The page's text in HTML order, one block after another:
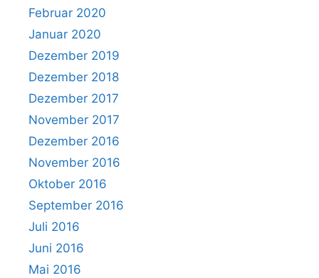
Februar 2020
Januar 2020
Dezember 2019
Dezember 2018
Dezember 2017
November 2017
Dezember 2016
November 2016
Oktober 2016
September 2016
Juli 2016
Juni 2016
Mai 2016